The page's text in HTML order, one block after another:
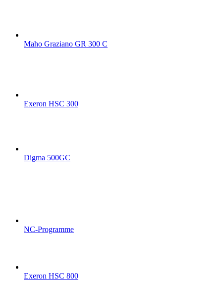
Maho Graziano GR 300 C
Exeron HSC 300
Digma 500GC
NC-Programme
Exeron HSC 800